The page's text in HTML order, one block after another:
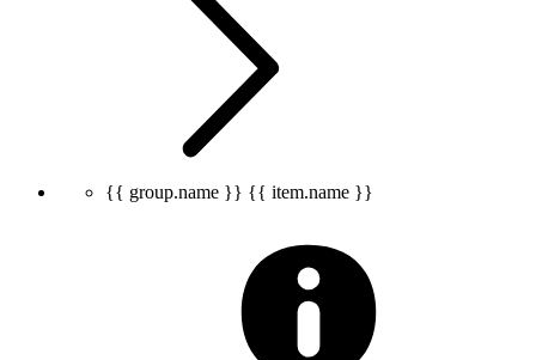
{{ group.name }} {{ item.name }}